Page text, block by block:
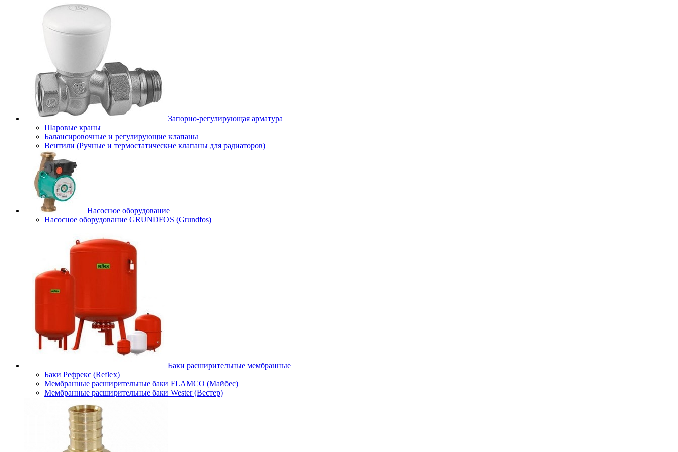
Запорно-регулирующая арматура
Шаровые краны
Балансировочные и регулирующие клапаны
Вентили (Ручные и термостатические клапаны для радиаторов)
Насосное оборудование
Насосное оборудование GRUNDFOS (Grundfos)
Баки расширительные мембранные
Баки Рефрекс (Reflex)
Мембранные расширительные баки FLAMCO (Майбес)
Мембранные расширительные баки Wester (Вестер)